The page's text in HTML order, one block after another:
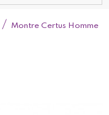
Montre Certus Homme